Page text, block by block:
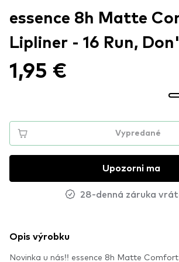
essence 8h Matte
Lipliner - 16 Run,
1,95 €
Vypredané
Upozorni ma
28-denná záruka
Opis výrobku
Novinka u nás!! essence 8h Matte